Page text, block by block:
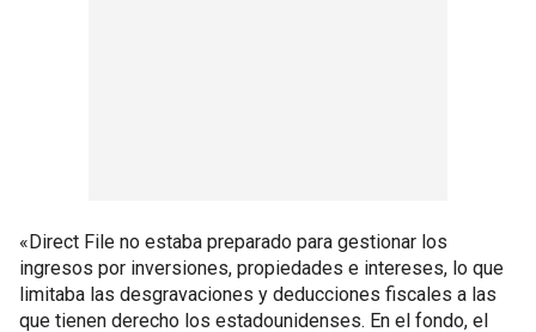
«Direct File no estaba preparado para gestionar los
ingresos por inversiones, propiedades e intereses, lo que
limitaba las desgravaciones y deducciones fiscales a las
que tienen derecho los estadounidenses. En el fondo, el